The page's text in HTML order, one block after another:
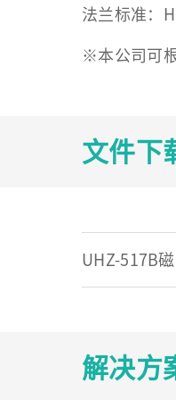
法兰标准：
※本公司可
文件下
UHZ-517B
解决方